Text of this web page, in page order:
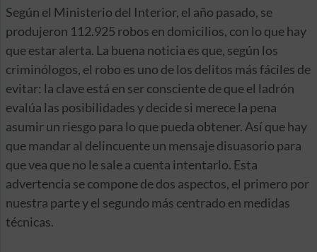
Según el Ministerio del Interior, el año pasado, se
produjeron 112.925 robos en domicilios, con lo que hay
que estar alerta. La buena noticia es que, según los
criminólogos, el robo es uno de los delitos más fáciles de
evitar: la clave está en ser consciente de que el ladrón
evalúa las posibilidades y decide si merece la pena
asumir un riesgo para lo que pueda obtener. Así que hay
que mandar al delincuente un mensaje disuasorio para
que vea que no le sale a cuenta intentarlo. Esta
advertencia se compone de dos aspectos, el primero por
nuestra parte y el segundo más centrado en medidas
técnicas.